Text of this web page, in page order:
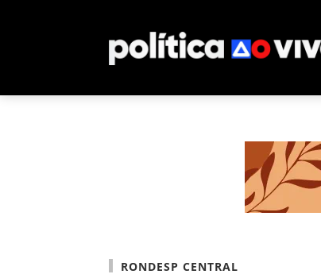
RONDESP CENTRAL